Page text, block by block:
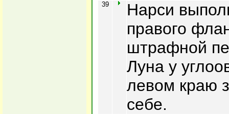
39
Нарси
правого
штрафной
Луна у
левом краю
себе.